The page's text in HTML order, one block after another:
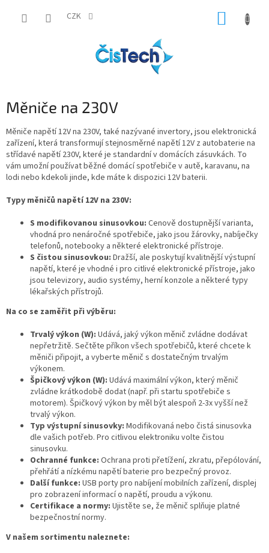
CZK
Měniče na 230V
Měniče napětí 12V na 230V, také nazývané invertory, jsou elektronická
zařízení, která transformují stejnosměrné napětí 12V z autobaterie na
střídavé napětí 230V, které je standardní v domácích zásuvkách. To
vám umožní používat běžné domácí spotřebiče v autě, karavanu, na
lodi nebo kdekoli jinde, kde máte k dispozici 12V baterii.
Typy měničů napětí 12V na 230V:
S modifikovanou sinusovkou: Cenově dostupnější varianta,
vhodná pro nenáročné spotřebiče, jako jsou žárovky, nabíječky
telefonů, notebooky a některé elektronické přístroje.
S čistou sinusovkou: Dražší, ale poskytují kvalitnější výstupní
napětí, které je vhodné i pro citlivé elektronické přístroje, jako
jsou televizory, audio systémy, herní konzole a některé typy
lékařských přístrojů.
Na co se zaměřit při výběru:
Trvalý výkon (W): Udává, jaký výkon měnič zvládne dodávat
nepřetržitě. Sečtěte příkon všech spotřebičů, které chcete k
měniči připojit, a vyberte měnič s dostatečným trvalým
výkonem.
Špičkový výkon (W): Udává maximální výkon, který měnič
zvládne krátkodobě dodat (např. při startu spotřebiče s
motorem). Špičkový výkon by měl být alespoň 2-3x vyšší než
trvalý výkon.
Typ výstupní sinusovky: Modifikovaná nebo čistá sinusovka
dle vašich potřeb. Pro citlivou elektroniku volte čistou
sinusovku.
Ochranné funkce: Ochrana proti přetížení, zkratu, přepólování,
přehřátí a nízkému napětí baterie pro bezpečný provoz.
Další funkce: USB porty pro nabíjení mobilních zařízení, displej
pro zobrazení informací o napětí, proudu a výkonu.
Certifikace a normy: Ujistěte se, že měnič splňuje platné
bezpečnostní normy.
V našem sortimentu naleznete: